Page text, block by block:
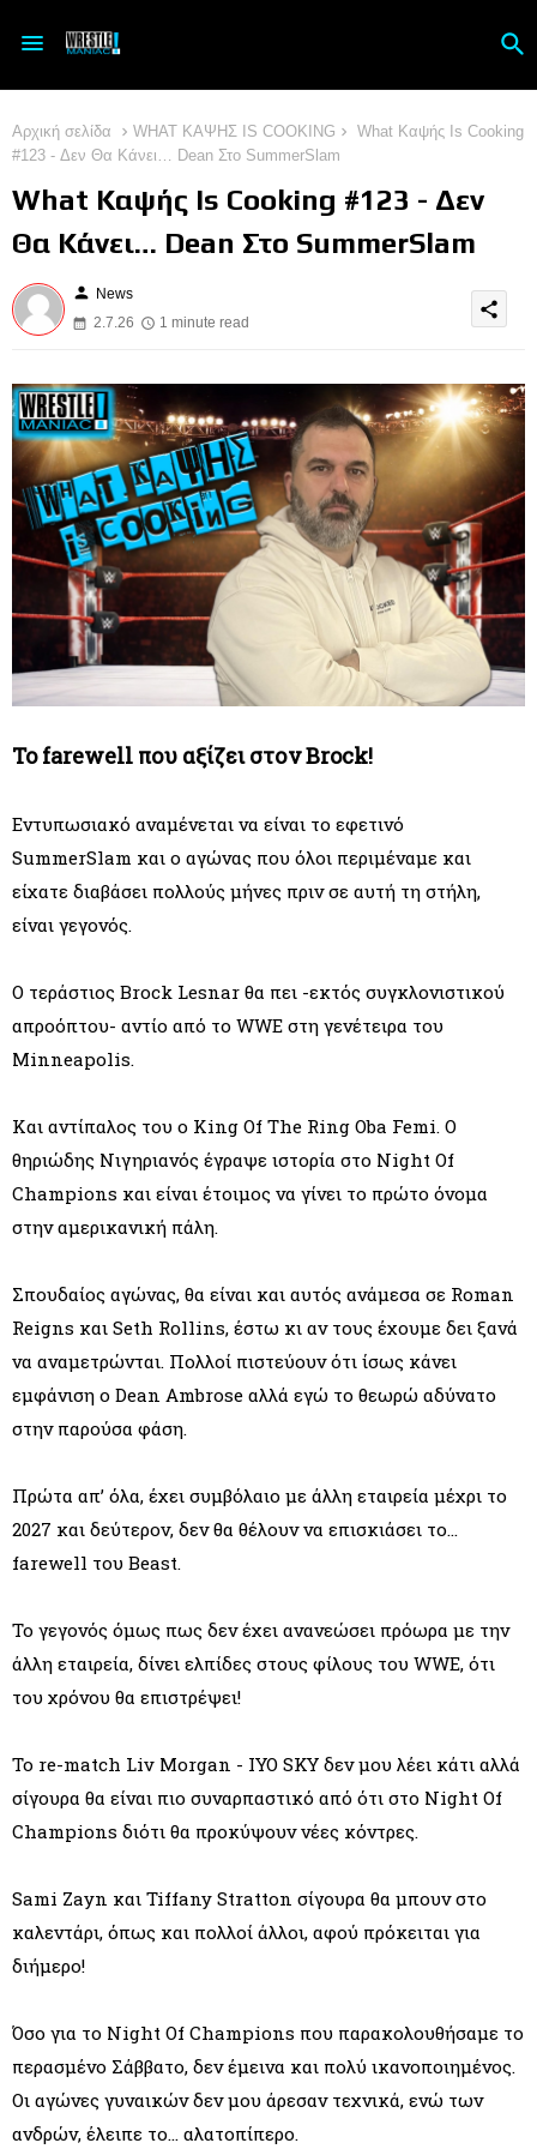
Αρχική σελίδα WHAT ΚΑΨΗΣ IS COOKING
What Καψής Is Cooking
#123 - Δεν Θα Κάνει… Dean Στο SummerSlam
What Καψής Is Cooking #123 - Δεν
Θα Κάνει… Dean Στο SummerSlam
person News
2.7.26
1 minute read
share
To farewell που αξίζει στον Brock!
Εντυπωσιακό αναμένεται να είναι το εφετινό
SummerSlam και ο αγώνας που όλοι περιμέναμε και
είχατε διαβάσει πολλούς μήνες πριν σε αυτή τη στήλη,
είναι γεγονός.
Ο τεράστιος Brock Lesnar θα πει -εκτός συγκλονιστικού
απροόπτου- αντίο από το WWE στη γενέτειρα του
Minneapolis.
Και αντίπαλος του ο King Of The Ring Oba Femi. Ο
θηριώδης Νιγηριανός έγραψε ιστορία στο Night Of
Champions και είναι έτοιμος να γίνει το πρώτο όνομα
στην αμερικανική πάλη.
Σπουδαίος αγώνας, θα είναι και αυτός ανάμεσα σε Roman
Reigns και Seth Rollins, έστω κι αν τους έχουμε δει ξανά
να αναμετρώνται. Πολλοί πιστεύουν ότι ίσως κάνει
εμφάνιση ο Dean Ambrose αλλά εγώ το θεωρώ αδύνατο
στην παρούσα φάση.
Πρώτα απ’ όλα, έχει συμβόλαιο με άλλη εταιρεία μέχρι το
2027 και δεύτερον, δεν θα θέλουν να επισκιάσει το…
farewell του Beast.
Το γεγονός όμως πως δεν έχει ανανεώσει πρόωρα με την
άλλη εταιρεία, δίνει ελπίδες στους φίλους του WWE, ότι
του χρόνου θα επιστρέψει!
Το re-match Liv Morgan - IYO SKY δεν μου λέει κάτι αλλά
σίγουρα θα είναι πιο συναρπαστικό από ότι στο Night Of
Champions διότι θα προκύψουν νέες κόντρες.
Sami Zayn και Tiffany Stratton σίγουρα θα μπουν στο
καλεντάρι, όπως και πολλοί άλλοι, αφού πρόκειται για
διήμερο!
Όσο για το Night Of Champions που παρακολουθήσαμε το
περασμένο Σάββατο, δεν έμεινα και πολύ ικανοποιημένος.
Οι αγώνες γυναικών δεν μου άρεσαν τεχνικά, ενώ των
ανδρών, έλειπε το… αλατοπίπερο.